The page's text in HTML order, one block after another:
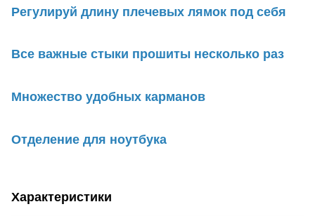
Регулируй длину плечевых лямок под себя
Все важные стыки прошиты несколько раз
Множество удобных карманов
Отделение для ноутбука
Характеристики